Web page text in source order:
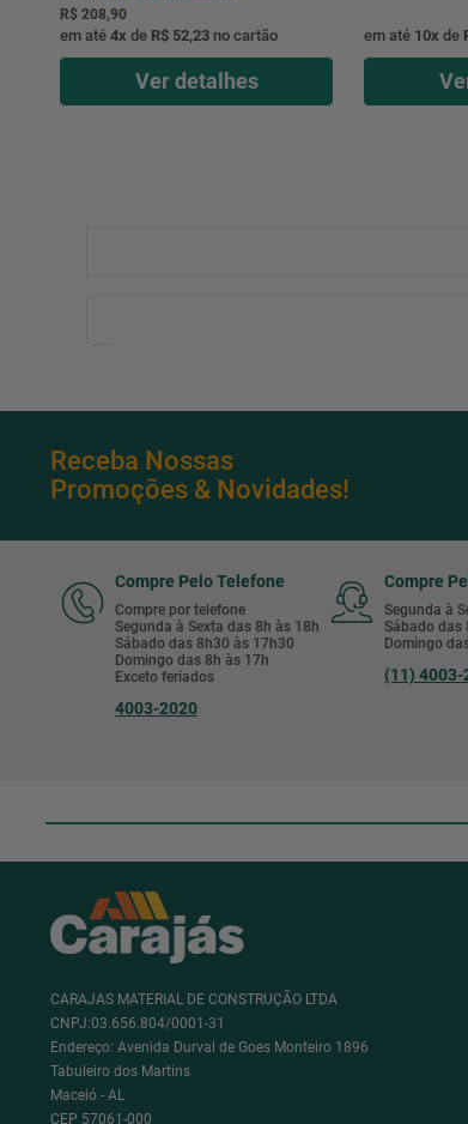
R$ 208,90
em até 4x de R$ 52,23 no cartão
Ver detalhes
em até 10x de
Receba Nossas
Promoções & Novidades!
Compre Pelo Telefone
Compre por telefone
Segunda à Sexta das 8h às 18h
Sábado das 8h30 às 17h30
Domingo das 8h às 17h
Exceto feriados
4003-2020
Compre
Segunda à
Sábado das
Domingo
(11) 4003-
CARAJAS MATERIAL DE CONSTRUÇÃO LTDA
CNPJ:03.656.804/0001-31
Endereço: Avenida Durval de Goes Monteiro 1896
Tabuleiro dos Martins
Maceió - AL
CEP 57061-000